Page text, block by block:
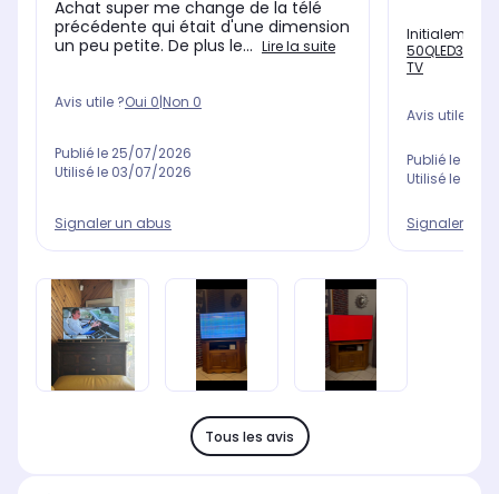
Achat super me change de la télé
précédente qui était d'une dimension
un peu petite. De plus le... Lire la suite
Avis utile ?Oui 0|Non 0
Publié le 25/07/2026
Utilisé le 03/07/2026
Signaler un abus
Initialement
50QLED307
TV
Avis utile ?
Publié le
Utilisé le
Signaler un
Tous les avis